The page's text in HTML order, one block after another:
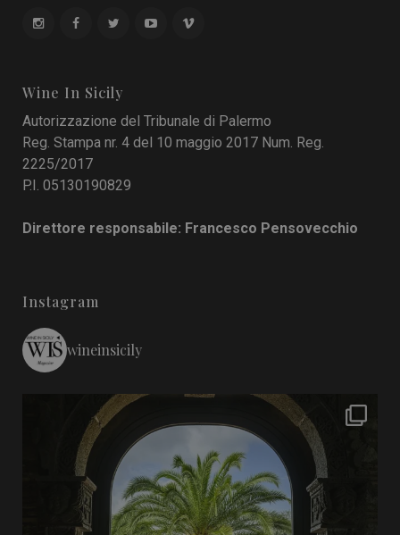
Wine In Sicily
Autorizzazione del Tribunale di Palermo
Reg. Stampa nr. 4 del 10 maggio 2017 Num. Reg.
2225/2017
P.I. 05130190829
Direttore responsabile: Francesco Pensovecchio
Instagram
wineinsicily